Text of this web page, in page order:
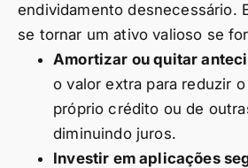
endividamento desnecessário.
se tornar um ativo valioso se
Amortizar ou quitar
o valor extra para reduzir
próprio crédito ou de
diminuindo juros.
Investir em aplicações